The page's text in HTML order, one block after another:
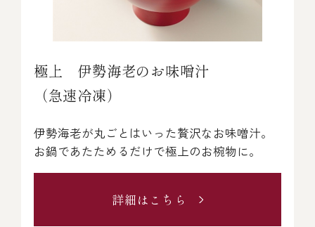
冷蔵商品一覧
常温商品一覧
伊勢海老料理一覧
極上 伊勢海老のお味噌汁
（急速冷凍）
伊勢海老が丸ごとはいった贅沢なお味噌汁。
お鍋であたためるだけで極上のお椀物に。
詳細はこちら